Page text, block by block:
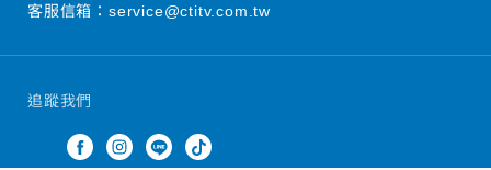
追蹤我們
客服信箱： service@ctitv.com.tw